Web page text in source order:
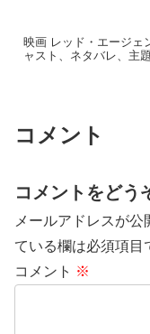
映画 レッド・エージェ
ャスト、ネタバレ、主
コメント
コメントをどう
メールアドレスが公
ている欄は必須項目
コメント ※